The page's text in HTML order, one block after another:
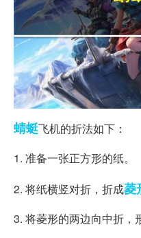
蜻蜓飞机的折法如下：
1. 准备一张正方形的纸。
2. 将纸横竖对折，折成菱
3. 将菱形的两边向中折，